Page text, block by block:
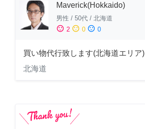
Maverick(Hokkaido)
男性 / 50代 / 北海道
sentiment_satisfied 2 sentiment_neutral 0 sentiment_dissatisfied 0
買い物代行致します(北海道エリア)
北海道